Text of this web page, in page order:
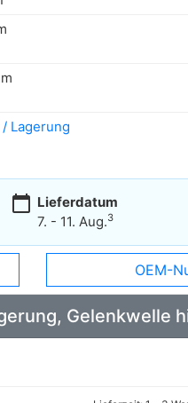
/ Lagerung
calendar_today Lieferdatum
7. - 11. Aug.3
OEM-
Gelenkwelle